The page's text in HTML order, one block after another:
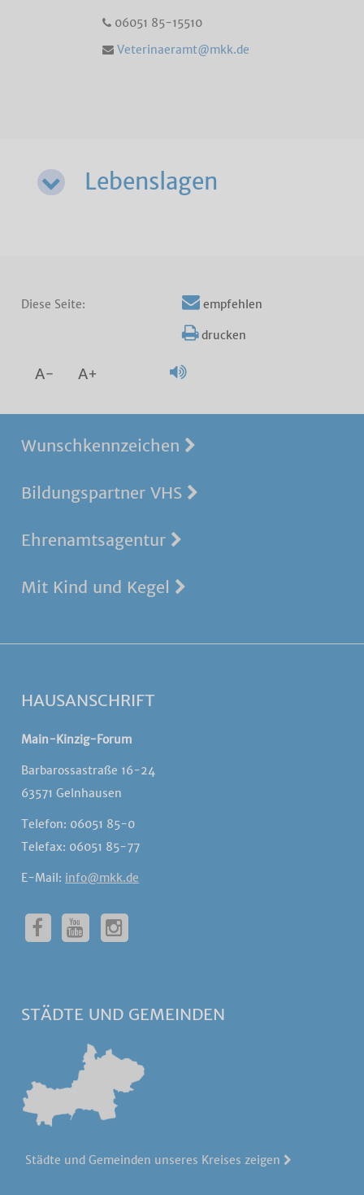
06051 85-15510
Veterinaeramt@mkk.de
Lebenslagen
Diese Seite: empfehlen
drucken
A- A+
Wunschkennzeichen
Bildungspartner VHS
Ehrenamtsagentur
Mit Kind und Kegel
HAUSANSCHRIFT
Main-Kinzig-Forum
Barbarossastraße 16-24
63571 Gelnhausen
Telefon: 06051 85-0
Telefax: 06051 85-77
E-Mail: info@mkk.de
STÄDTE UND GEMEINDEN
Städte und Gemeinden unseres Kreises zeigen